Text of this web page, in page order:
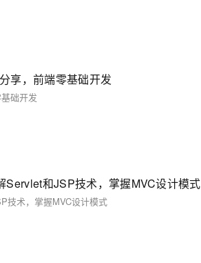
享，前端零基础开发
础开发
和JSP技术，掌握MVC设计模式
技术，掌握MVC设计模式